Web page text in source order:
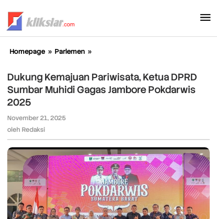
konten
Homepage » Parlemen »
Pariwisata,
Ketua
DPRD
Pokdarwis
2025
Dukung Kemajuan Pariwisata, Ketua DPRD
Sumbar Muhidi Gagas Jambore Pokdarwis
2025
November 21, 2025
oleh Redaksi